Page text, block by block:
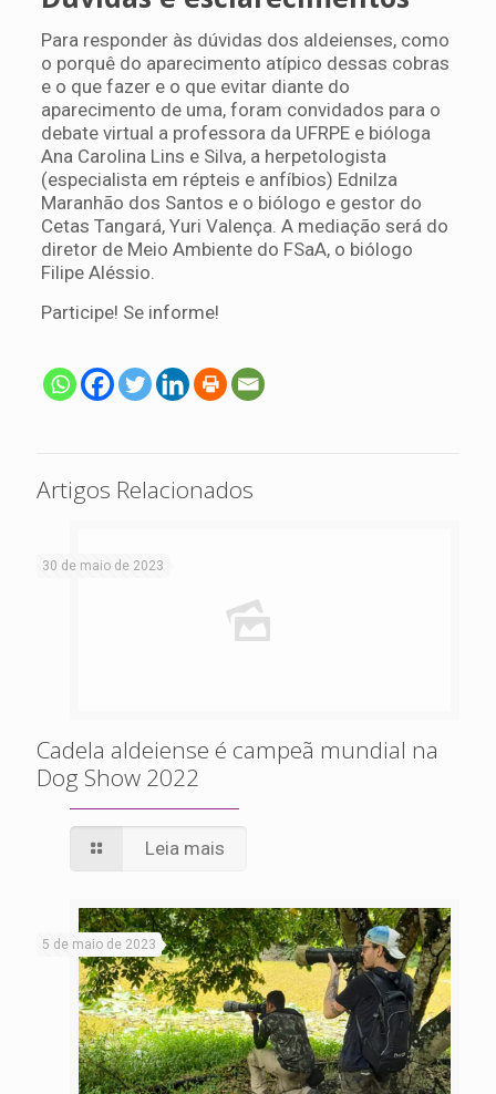
Para responder às dúvidas dos aldeienses, como
o porquê do aparecimento atípico dessas cobras
e o que fazer e o que evitar diante do
aparecimento de uma, foram convidados para o
debate virtual a professora da UFRPE e bióloga
Ana Carolina Lins e Silva, a herpetologista
(especialista em répteis e anfíbios) Ednilza
Maranhão dos Santos e o biólogo e gestor do
Cetas Tangará, Yuri Valença. A mediação será do
diretor de Meio Ambiente do FSaA, o biólogo
Filipe Aléssio.
Participe! Se informe!
Artigos Relacionados
30 de maio de 2023
Cadela aldeiense é campeã mundial na
Dog Show 2022
Leia mais
5 de maio de 2023